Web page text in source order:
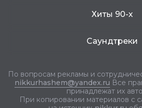
Хиты 90-х
Саундтреки
По вопросам рекламы и
nikkurhashem@yandex.ru Все
принадлежат их
При копировании материалов с